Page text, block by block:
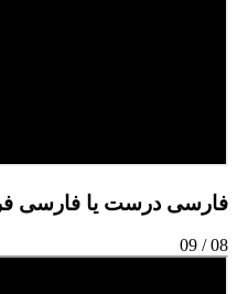
فارسی درست یا فارسی
08
/
09